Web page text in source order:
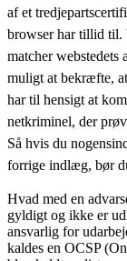
af et
browser har tillid til.
matcher webstedets
muligt at bekræfte,
har til hensigt at
netkriminel, der
Så hvis du
forrige indlæg, bør
Hvad med en
gyldigt og ikke er
ansvarlig for
kaldes en OCSP